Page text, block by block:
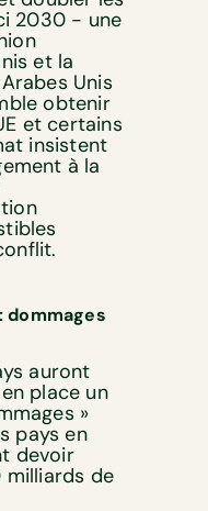
2030 - une
et la
Unis
obtenir
et certains
insistent
à la
auront
place un
»
pays en
devoir
milliards de